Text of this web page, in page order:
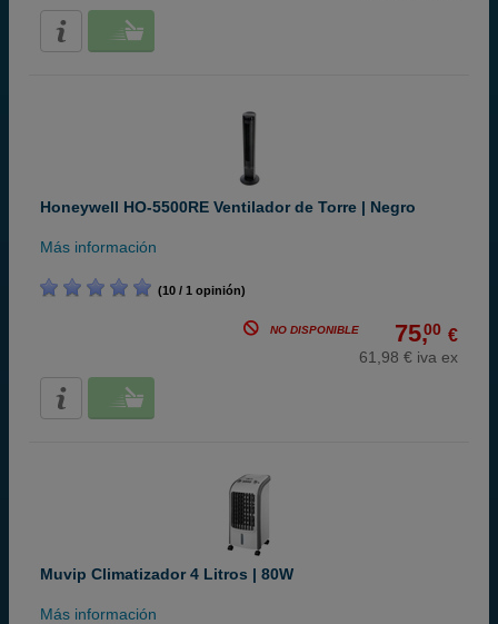
Honeywell HO-5500RE Ventilador de Torre | Negro
Más información
(10 / 1 opinión)
75,00 €
61,98 € iva ex
NO DISPONIBLE
Muvip Climatizador 4 Litros | 80W
Más información